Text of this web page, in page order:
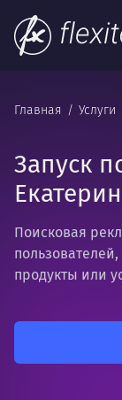
Главная Услуги
Запуск
Поисковая
продукты или